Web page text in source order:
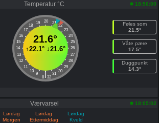
Temperatur °C
18:56:00
20
19 21
18
22
17
23
16
24
15
25
14
26
13
27
12
28
11
29
10
30
9 31
|
8 32
21.6°
↑22.1°↓21.6°
Føles som
21.5°
Våte pære
17.5°
Duggpunkt
14.3°
Værvarsel
18:05:02
Lørdag
Morgen
Lørdag
Ettermiddag
Lørdag
Kveld